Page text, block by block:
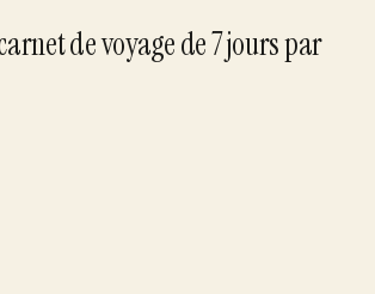
de voyage de7jourspar